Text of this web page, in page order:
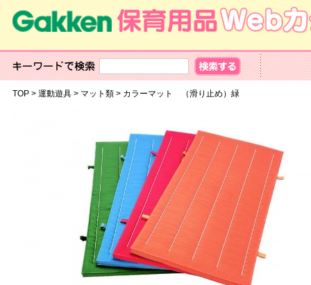
TOP> 運動遊具> マット類> カラーマット （滑り止め）緑